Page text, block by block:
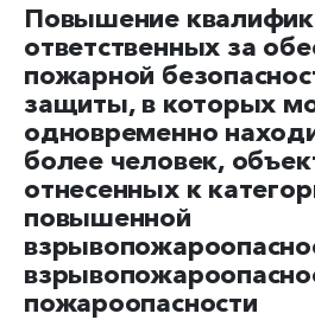
Повышение
ответственных за
пожарной
защиты, в которых
одновременно
более человек,
отнесенных к
повышенной
пожароопасности